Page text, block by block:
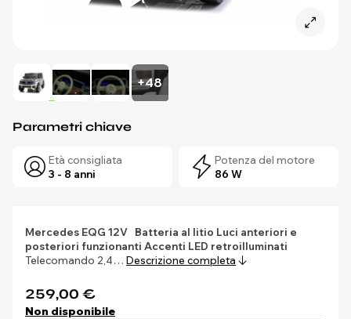
+48
Parametri chiave
Età consigliata
3 - 8 anni
Potenza del motore
86 W
Mercedes EQG 12V Batteria al litio Luci anteriori e
posteriori funzionanti Accenti LED retroilluminati
Telecomando 2,4… Descrizione completa
259,00 €
Non disponibile